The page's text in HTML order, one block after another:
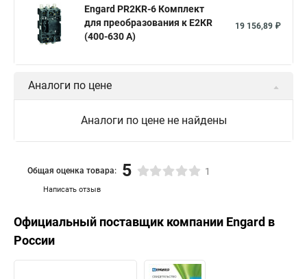
Engard PR2KR-6 Комплект
для преобразования к Е2КR
(400-630 А)
19 156,89 ₽
Аналоги по цене
Аналоги по цене не найдены
Написать отзыв
Общая оценка товара: 5 1
Официальный поставщик компании Engard в
России